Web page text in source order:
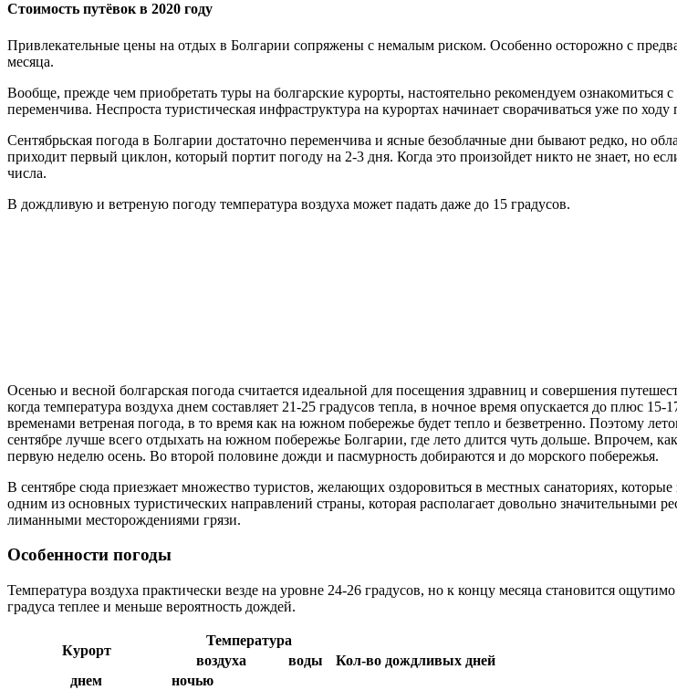
Стоимость путёвок в 2020 году
Привлекательные цены на отдых в Болгарии сопряжены с немалым риском. Особенно осторожно с
месяца.
Вообще, прежде чем приобретать туры на болгарские курорты, настоятельно рекомендуем
переменчива. Неспроста туристическая инфраструктура на курортах начинает сворачиваться уже по
Сентябрьская погода в Болгарии достаточно переменчива и ясные безоблачные дни бывают редко, но
приходит первый циклон, который портит погоду на 2-3 дня. Когда это произойдет никто не знает, но
числа.
В дождливую и ветреную погоду температура воздуха может падать даже до 15 градусов.
Осенью и весной болгарская погода считается идеальной для посещения здравниц и совершения
когда температура воздуха днем составляет 21-25 градусов тепла, в ночное время опускается до плюс
временами ветреная погода, в то время как на южном побережье будет тепло и безветренно. Поэтому
сентябре лучше всего отдыхать на южном побережье Болгарии, где лето длится чуть дольше. Впрочем,
первую неделю осень. Во второй половине дожди и пасмурность добираются и до морского побережья.
В сентябре сюда приезжает множество туристов, желающих оздоровиться в местных санаториях,
одним из основных туристических направлений страны, которая располагает довольно
лиманными месторождениями грязи.
Особенности погоды
Температура воздуха практически везде на уровне 24-26 градусов, но к концу месяца становится
градуса теплее и меньше вероятность дождей.
Курорт
Температура
Кол-во дождливых дней
воздуха
воды
днем
ночью